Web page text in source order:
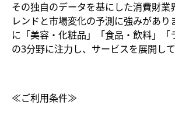
その独自のデータを基にした消費財業
レンドと市場変化の予測に強みがあり
に「美容・化粧品」「食品・飲料」「
の3分野に注力し、サービスを展開して
≪ご利用条件≫